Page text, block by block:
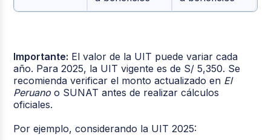
Importante: El valor de la UIT puede variar cada
año. Para 2025, la UIT vigente es de S/ 5,350. Se
recomienda verificar el monto actualizado en El
Peruano o SUNAT antes de realizar cálculos
oficiales.
Por ejemplo, considerando la UIT 2025: